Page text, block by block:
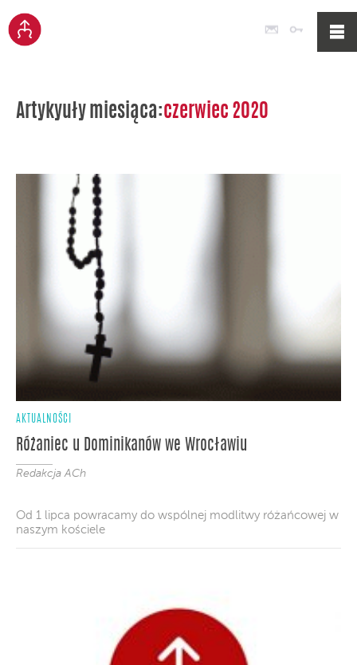
Poczta
Artykyuły miesiąca:czerwiec 2020
AKTUALNOŚCI
Różaniec u Dominikanów we Wrocławiu
Redakcja ACh
Od 1 lipca powracamy do wspólnej modlitwy różańcowej w
naszym kościele